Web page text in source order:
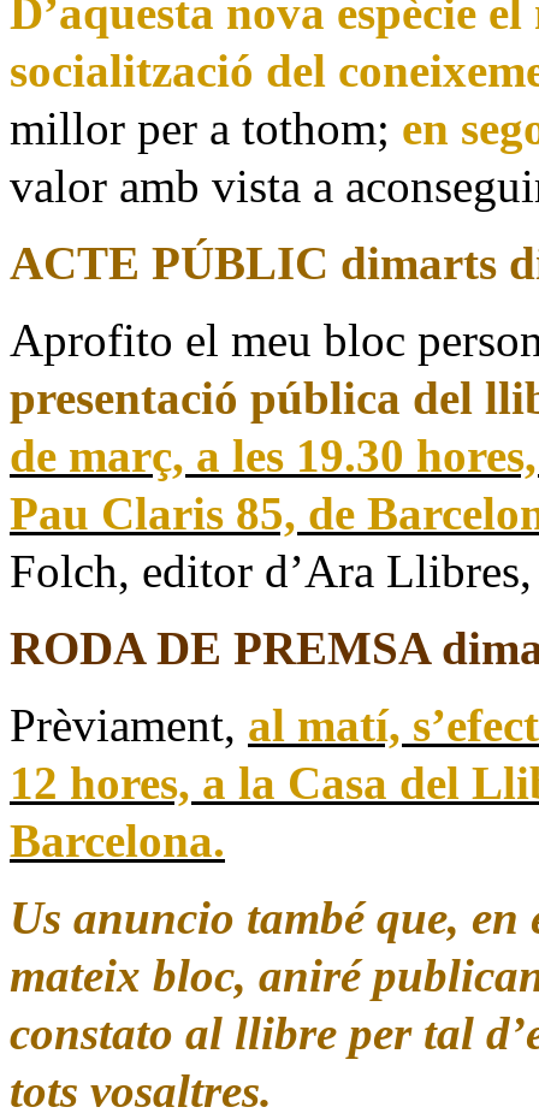
D’aquesta nova espècie
socialització del
millor per a tothom; en
valor amb vista a
ACTE PÚBLIC dimarts
Aprofito el meu bloc
presentació pública del
de març, a les 19.30
Pau Claris 85, de
Folch, editor d’Ara
RODA DE PREMSA
Prèviament, al matí,
12 hores, a la Casa del
Barcelona.
Us anuncio també que, en
mateix bloc, aniré
constato al llibre per tal
tots vosaltres.